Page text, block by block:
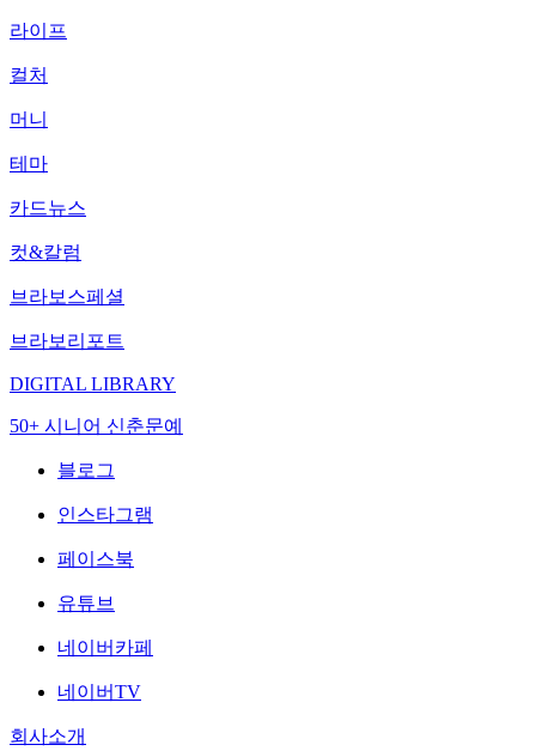
라이프
컬처
머니
테마
카드뉴스
컷&칼럼
브라보스페셜
브라보리포트
DIGITAL LIBRARY
50+ 시니어 신춘문예
블로그
인스타그램
페이스북
유튜브
네이버카페
네이버TV
회사소개